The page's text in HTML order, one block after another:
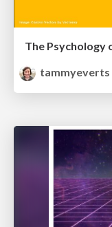
tammyeverts